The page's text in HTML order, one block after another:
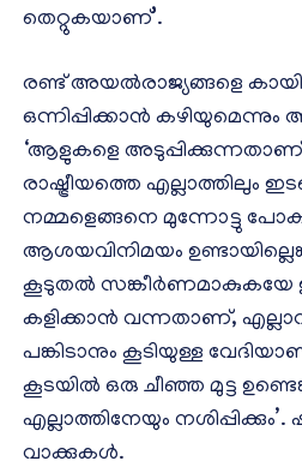
തെറ്റുകയാണ്’.
രണ്ട് അയല്‍രാജ്യങ്ങളെ
ഒന്നിപ്പിക്കാന്‍
‘ആളുകളെ
രാഷ്ട്രീയത്തെ എല്ലാത്തിലും
നമ്മളെങ്ങനെ മുന്നോട്ടു
ആശയവിനിമയം
കൂടുതല്‍ സങ്കീര്‍ണമാകുകയേ
കളിക്കാന്‍ വന്നതാണ്,
പങ്കിടാനും കൂടിയുള്ള
കൂടയില്‍ ഒരു ചീഞ്ഞ മുട്ട
എല്ലാത്തിനേയും
വാക്കുകള്‍.